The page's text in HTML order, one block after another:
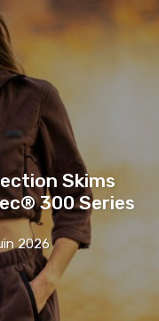
Skims
300 Series
2026